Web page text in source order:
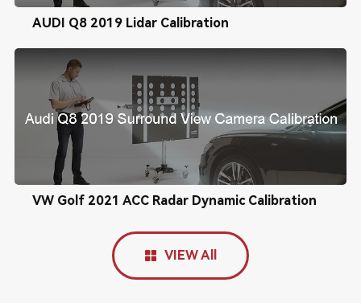
AUDI Q8 2019 Lidar Calibration
VW Golf 2021 ACC Radar Dynamic Calibration
VIEW All